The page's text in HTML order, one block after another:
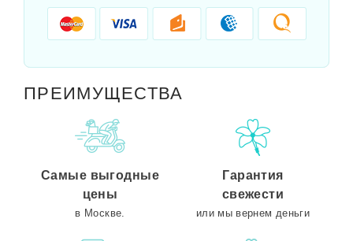
ПРЕИМУЩЕСТВА
Самые выгодные
цены
в Москве.
Гарантия
свежести
или мы вернем деньги